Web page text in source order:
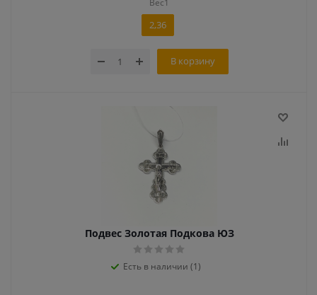
Вес1
2,36
В корзину
Подвес Золотая Подкова ЮЗ
Есть в наличии (1)